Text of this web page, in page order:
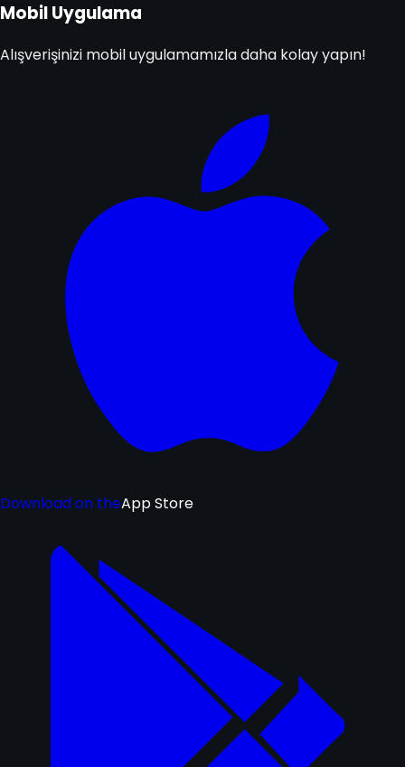
Mobil Uygulama
Alışverişinizi mobil uygulamamızla daha kolay yapın!
Download on theApp Store